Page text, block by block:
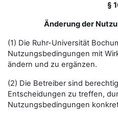
§
Änderung der
(1) Die Ruhr-Universität
Nutzungsbedingungen mit
ändern und zu ergänzen.
(2) Die Betreiber sind
Entscheidungen zu treffen,
Nutzungsbedingungen